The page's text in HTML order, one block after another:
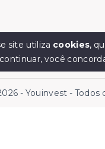
- Youinvest - Todos
site utiliza cookies,
você